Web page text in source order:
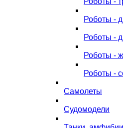
Роботы -
Роботы -
Роботы -
Роботы -
Самолеты
Судомодели